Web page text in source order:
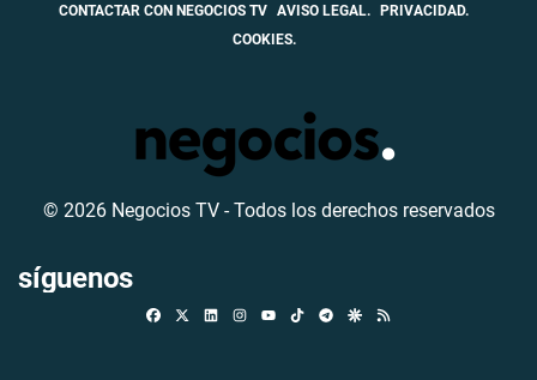
CONTACTAR CON NEGOCIOS TV AVISO LEGAL. PRIVACIDAD.
COOKIES.
© 2026 Negocios TV - Todos los derechos reservados
síguenos
FacebookLinkedinInstagramTikTokTelegramGoogle Discover